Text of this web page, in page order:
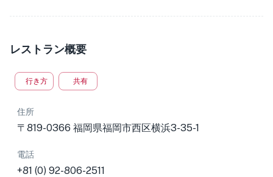
レストラン概要
行き方 共有
住所
〒819-0366 福岡県福岡市西区横浜3-35-1
電話
+81 (0) 92-806-2511